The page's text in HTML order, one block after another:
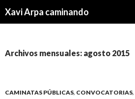
Xavi Arpa caminando
Archivos mensuales: agosto 2015
CAMINATAS PÚBLICAS, CONVOCATORIAS,